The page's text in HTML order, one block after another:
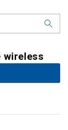
wireless